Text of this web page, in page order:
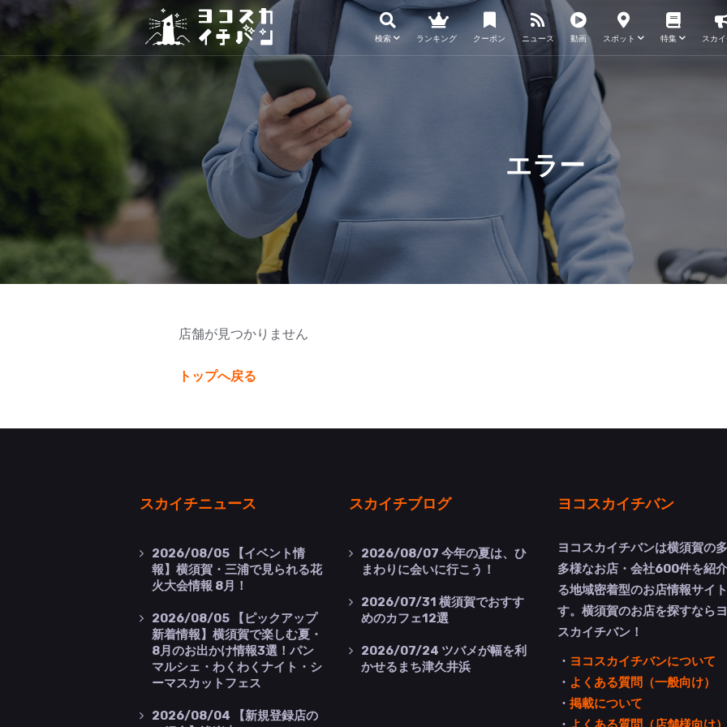
検索 ランキング クーポン ニュース 動画 スポット 特集 スカ
エラー
店舗が見つかりません
トップへ戻る
スカイチニュース
2026/08/05 【イベント情
報】横須賀・三浦で見られる花
火大会情報 8月！
2026/08/05 【ピックアップ
新着情報】横須賀で楽しむ夏・
8月のお出かけ情報3選！パン
マルシェ・わくわくナイト・シ
ーマスカットフェス
2026/08/04 【新規登録店の
スカイチブログ
2026/08/07 今年の夏は、ひ
まわりに会いに行こう！
2026/07/31 横須賀でおすす
めのカフェ12選
2026/07/24 ツバメが幅を利
かせるまち津久井浜
ヨコスカイチバン
ヨコスカイチバンは横須賀の
多様なお店・会社600件を紹
る地域密着型のお店情報サイ
す。横須賀のお店を探すなら
スカイチバン！
・ ヨコスカイチバンについて
・ よくある質問（一般向け）
・ 掲載について